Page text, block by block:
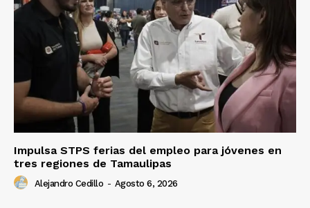
Impulsa STPS ferias del empleo para jóvenes en
tres regiones de Tamaulipas
Alejandro Cedillo - Agosto 6, 2026